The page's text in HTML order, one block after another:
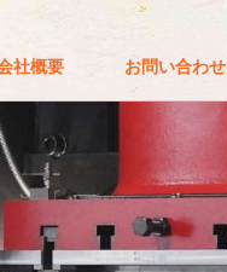
社概要 お問い合わせ